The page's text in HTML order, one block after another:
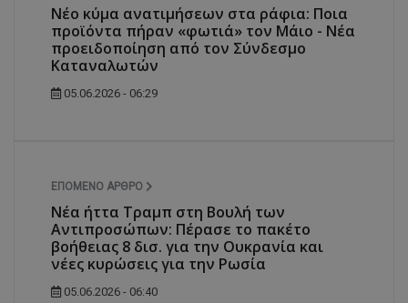
Νέο κύμα ανατιμήσεων στα ράφια: Ποια
προϊόντα πήραν «φωτιά» τον Μάιο - Νέα
προειδοποίηση από τον Σύνδεσμο
Καταναλωτών
05.06.2026 - 06:29
ΕΠΌΜΕΝΟ ΆΡΘΡΟ
Νέα ήττα Τραμπ στη Βουλή των
Αντιπροσώπων: Πέρασε το πακέτο
βοήθειας 8 δισ. για την Ουκρανία και
νέες κυρώσεις για την Ρωσία
05.06.2026 - 06:40